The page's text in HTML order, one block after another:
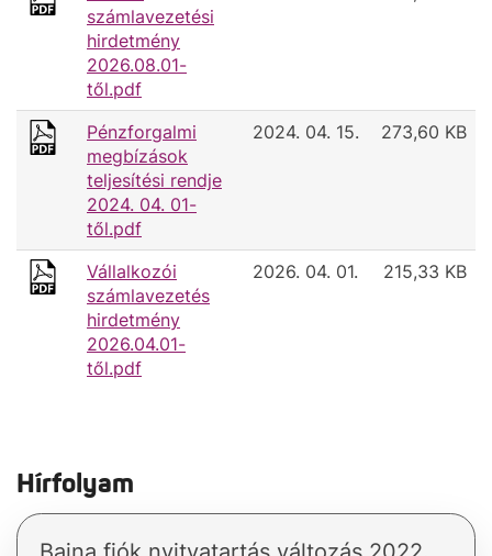
számlavezetési
hirdetmény
2026.08.01-
től.pdf
Pénzforgalmi
megbízások
teljesítési rendje
2024. 04. 01-
től.pdf
2024. 04. 15. 273,60 KB
Vállalkozói
számlavezetés
hirdetmény
2026.04.01-
től.pdf
2026. 04. 01. 215,33 KB
Hírfolyam